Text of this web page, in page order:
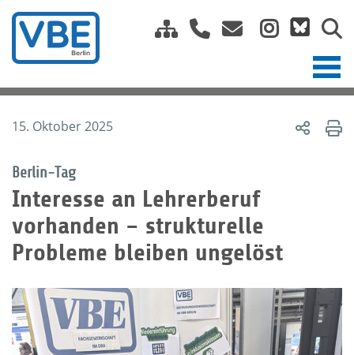
15. Oktober 2025
Berlin-Tag
Interesse an Lehrerberuf
vorhanden – strukturelle
Probleme bleiben ungelöst